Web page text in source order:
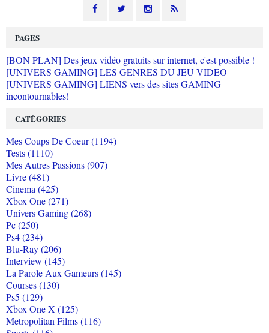
PAGES
[BON PLAN] Des jeux vidéo gratuits sur internet, c'est possible !
[UNIVERS GAMING] LES GENRES DU JEU VIDEO
[UNIVERS GAMING] LIENS vers des sites GAMING
incontournables!
CATÉGORIES
Mes Coups De Coeur (1194)
Tests (1110)
Mes Autres Passions (907)
Livre (481)
Cinema (425)
Xbox One (271)
Univers Gaming (268)
Pc (250)
Ps4 (234)
Blu-Ray (206)
Interview (145)
La Parole Aux Gameurs (145)
Courses (130)
Ps5 (129)
Xbox One X (125)
Metropolitan Films (116)